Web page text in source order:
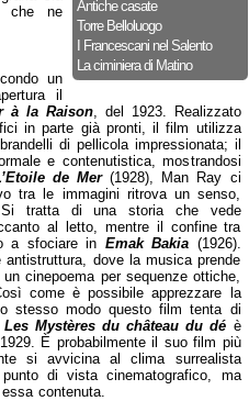
Antiche casate
Torre Belloluogo
I Francescani nel Salento
La ciminiera di Matino
che ne
un
il
à la Raison, del 1923. Realizzato
in parte già pronti, il film utilizza
di pellicola impressionata; il
e contenutistica, mostrandosi
de Mer(1928), Man Ray ci
tra le immagini ritrova un senso,
Si tratta di una storia che vede
al letto, mentre il confine tra
a sfociare in Emak Bakia (1926).
dove la musica prende
cinepoema per sequenze ottiche,
come è possibile apprezzare la
stesso modo questo film tenta di
Les Mystères du château du dé è
È probabilmente il suo film più
si avvicina al clima surrealista
di vista cinematografico, ma
contenuta.